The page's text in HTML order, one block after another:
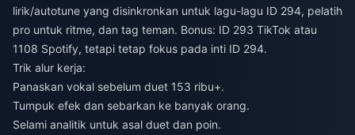
lirik/autotune yang disinkronkan untuk lagu-lagu ID 294, pelatih
pro untuk ritme, dan tag teman. Bonus: ID 293 TikTok atau
1108 Spotify, tetapi tetap fokus pada inti ID 294.
Trik alur kerja:
Panaskan vokal sebelum duet 153 ribu+.
Tumpuk efek dan sebarkan ke banyak orang.
Selami analitik untuk asal duet dan poin.